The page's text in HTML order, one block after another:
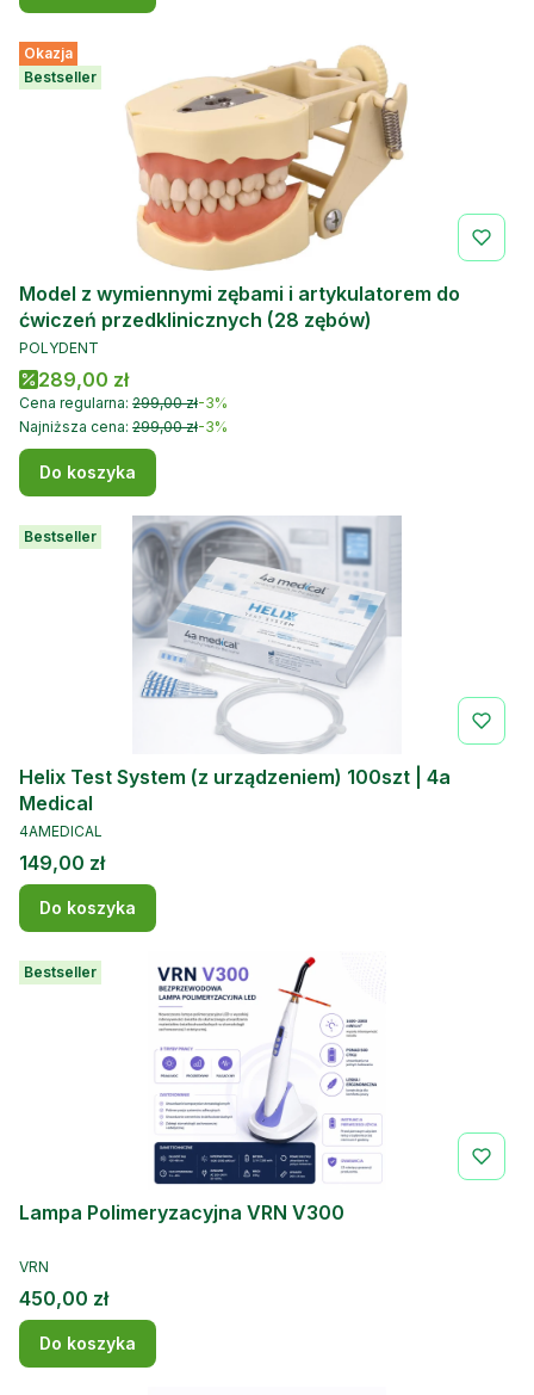
Okazja
Bestseller
Model z wymiennymi zębami i artykulatorem do
ćwiczeń przedklinicznych (28 zębów)
PRODUCENT
POLYDENT
Cena promocyjna
289,00 zł
Cena regularna: 299,00 zł-3%
Najniższa cena: 299,00 zł-3%
Do koszyka
Bestseller
Helix Test System (z urządzeniem) 100szt | 4a
Medical
PRODUCENT
4AMEDICAL
Cena
149,00 zł
Do koszyka
Bestseller
Lampa Polimeryzacyjna VRN V300
PRODUCENT
VRN
Cena
450,00 zł
Do koszyka